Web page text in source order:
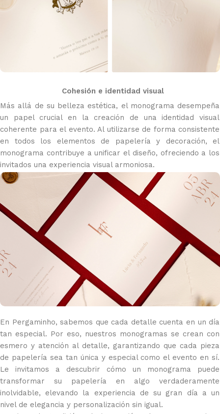
Cohesión e identidad visual
Más allá de su belleza estética, el monograma desempeña
un papel crucial en la creación de una identidad visual
coherente para el evento. Al utilizarse de forma consistente
en todos los elementos de papelería y decoración, el
monograma contribuye a unificar el diseño, ofreciendo a los
invitados una experiencia visual armoniosa.
En Pergaminho, sabemos que cada detalle cuenta en un día
tan especial. Por eso, nuestros monogramas se crean con
esmero y atención al detalle, garantizando que cada pieza
de papelería sea tan única y especial como el evento en sí.
Le invitamos a descubrir cómo un monograma puede
transformar su papelería en algo verdaderamente
inolvidable, elevando la experiencia de su gran día a un
nivel de elegancia y personalización sin igual.